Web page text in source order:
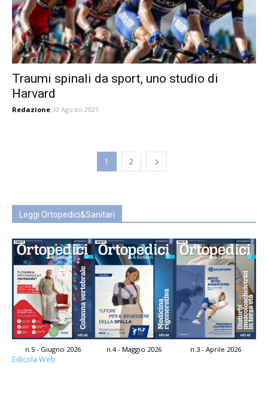
Traumi spinali da sport, uno studio di
Harvard
Redazione 30 Agosto 2021
1 2
Leggi Ortopedici&Sanitari
n.5 - Giugno 2026 n.4 - Maggio 2026 n.3 - Aprile 2026
Edicola Web